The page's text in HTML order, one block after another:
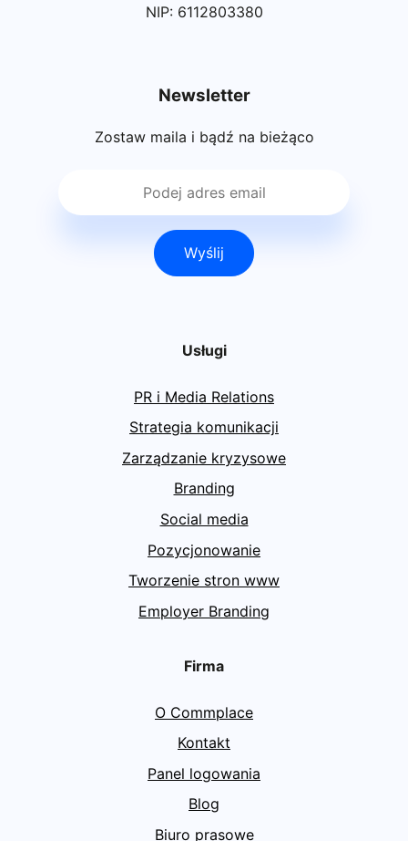
NIP: 6112803380
Newsletter
Zostaw maila i bądź na bieżąco
Wyślij
Usługi
PR i Media Relations
Strategia komunikacji
Zarządzanie kryzysowe
Branding
Social media
Pozycjonowanie
Tworzenie stron www
Employer Branding
Firma
O Commplace
Kontakt
Panel logowania
Blog
Biuro prasowe